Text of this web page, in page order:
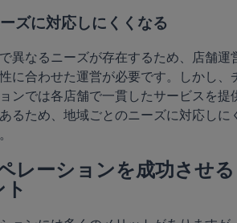
ズに対応しにくくなる
異なるニーズが存在するため、店舗運
に合わせた運営が必要です。しかし、
ンでは各店舗で一貫したサービスを提
るため、地域ごとのニーズに対応しに
レーションを成功させる